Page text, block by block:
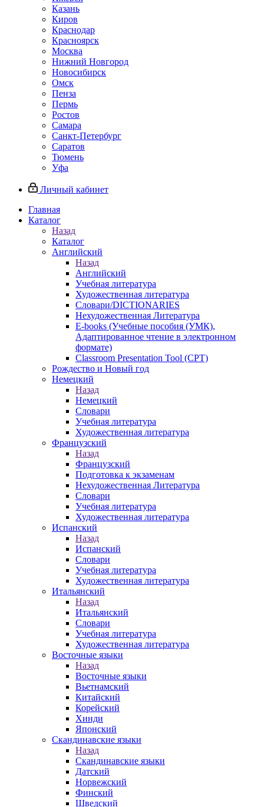
Казань
Киров
Краснодар
Красноярск
Москва
Нижний Новгород
Новосибирск
Омск
Пенза
Пермь
Ростов
Самара
Санкт-Петербург
Саратов
Тюмень
Уфа
Личный кабинет
Главная
Каталог
Назад
Каталог
Английский
Назад
Английский
Учебная литература
Художественная литература
Словари/DICTIONARIES
Нехудожественная Литература
E-books (Учебные пособия (УМК),
Адаптированное чтение в электронном
формате)
Classroom Presentation Tool (CPT)
Рождество и Новый год
Немецкий
Назад
Немецкий
Словари
Учебная литература
Художественная литература
Французский
Назад
Французский
Подготовка к экзаменам
Нехудожественная Литература
Словари
Учебная литература
Художественная литература
Испанский
Назад
Испанский
Словари
Учебная литература
Художественная литература
Итальянский
Назад
Итальянский
Словари
Учебная литература
Художественная литература
Восточные языки
Назад
Восточные языки
Вьетнамский
Китайский
Корейский
Хинди
Японский
Скандинавские языки
Назад
Скандинавские языки
Датский
Норвежский
Финский
Шведский